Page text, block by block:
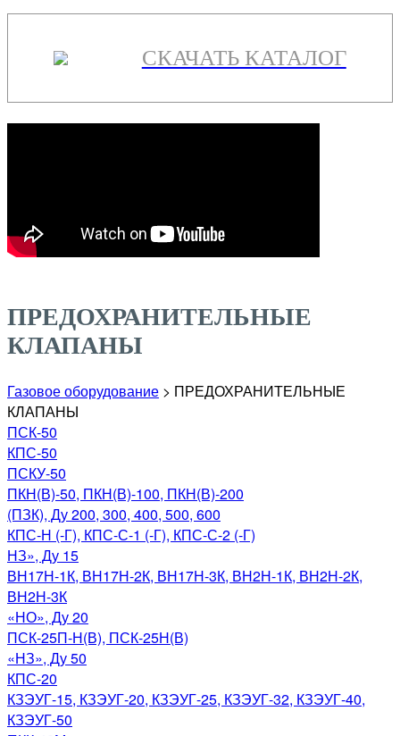
СКАЧАТЬ КАТАЛОГ
ПРЕДОХРАНИТЕЛЬНЫЕ
КЛАПАНЫ
Газовое оборудование > ПРЕДОХРАНИТЕЛЬНЫЕ
КЛАПАНЫ
ПСК-50
КПС-50
ПСКУ-50
ПКН(В)-50, ПКН(В)-100, ПКН(В)-200
(ПЗК), Ду 200, 300, 400, 500, 600
КПС-Н (-Г), КПС-С-1 (-Г), КПС-С-2 (-Г)
НЗ», Ду 15
ВН17Н-1К, ВН17Н-2К, ВН17Н-3К, ВН2Н-1К, ВН2Н-2К,
ВН2Н-3К
«НО», Ду 20
ПСК-25П-Н(В), ПСК-25Н(В)
«НЗ», Ду 50
КПС-20
КЗЭУГ-15, КЗЭУГ-20, КЗЭУГ-25, КЗЭУГ-32, КЗЭУГ-40,
КЗЭУГ-50